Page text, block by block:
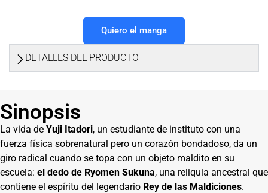
Quiero el manga
DETALLES DEL PRODUCTO
Sinopsis
La vida de Yuji Itadori, un estudiante de instituto con una
fuerza física sobrenatural pero un corazón bondadoso, da un
giro radical cuando se topa con un objeto maldito en su
escuela: el dedo de Ryomen Sukuna, una reliquia ancestral que
contiene el espíritu del legendario Rey de las Maldiciones.